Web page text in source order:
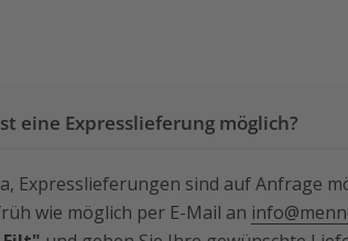
eine Expresslieferung möglich?
Expresslieferungen sind auf Anfrage
wie möglich per E-Mail an